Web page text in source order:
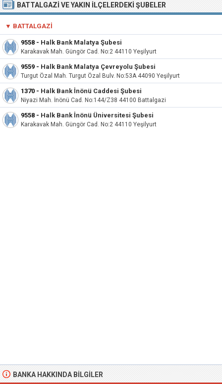
BATTALGAZI VE YAKIN İLÇELERDEKI ŞUBELER
▼ BATTALGAZI
9558 - Halk Bank Malatya Şubesi
Karakavak Mah. Güngör Cad. No:2 44110 Yeşilyurt
9559 - Halk Bank Malatya Çevreyolu Şubesi
Turgut Özal Mah. Turgut Özal Bulv. No:53A 44090 Yeşilyurt
1370 - Halk Bank İnönü Caddesi Şubesi
Niyazi Mah. İnönü Cad. No:144/Z38 44100 Battalgazi
9558 - Halk Bank İnönü Üniversitesi Şubesi
Karakavak Mah. Güngör Cad. No:2 44110 Yeşilyurt
BANKA HAKKINDA BILGILER